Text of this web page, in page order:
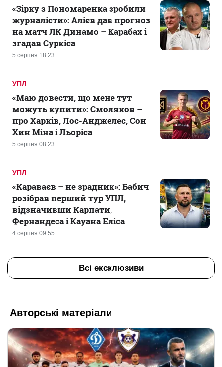
5 серпня 18:23
«Зірку з Пономаренка зробили
журналісти»: Алієв дав прогноз
на матч ЛК Динамо – Карабах і
згадав Суркіса
УПЛ
5 серпня 08:23
«Маю довести, що мене тут
можуть купити»: Смоляков –
про Харків, Лос-Анджелес, Сон
Хин Міна і Льоріса
УПЛ
4 серпня 09:55
«Караваєв – не зрадник»: Бабич
розібрав перший тур УПЛ,
відзначивши Карпати,
Фернандеса і Кауана Еліса
Всі ексклюзиви
Авторські матеріали